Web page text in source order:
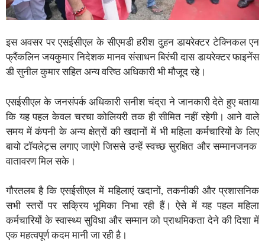
इस अवसर पर एसईसीएल के सीएमडी हरीश दुहन डायरेक्टर टेक्निकल एन
फ्रैंकलिन जयकुमार निदेशक मानव संसाधन बिरंची दास डायरेक्टर फाइनेंस
डी सुनील कुमार सहित अन्य वरिष्ठ अधिकारी भी मौजूद रहे।
एसईसीएल के जनसंपर्क अधिकारी सनीश चंद्रा ने जानकारी देते हुए बताया
कि यह पहल केवल चरचा कोलियरी तक ही सीमित नहीं रहेगी। आने वाले
समय में कंपनी के अन्य क्षेत्रों की खदानों में भी महिला कर्मचारियों के लिए
बायो टॉयलेट्स लगाए जाएंगे जिससे उन्हें स्वच्छ सुरक्षित और सम्मानजनक
वातावरण मिल सके।
गौरतलब है कि एसईसीएल में महिलाएं खदानों, तकनीकी और प्रशासनिक
सभी स्तरों पर सक्रिय भूमिका निभा रही हैं। ऐसे में यह पहल महिला
कर्मचारियों के स्वास्थ्य सुविधा और सम्मान को प्राथमिकता देने की दिशा में
एक महत्वपूर्ण कदम मानी जा रही है।